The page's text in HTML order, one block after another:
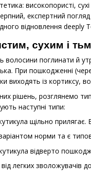
високопористі,
експертний
відновлення deeply
сухим і
волосини поглинати й
При пошкодженні
виходять із кортиксу,
рішень, розглянемо
наступні типи:
щільно
норми та є
відверто
легких зволожувачів